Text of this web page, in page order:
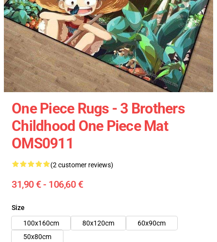
One Piece Rugs - 3 Brothers
Childhood One Piece Mat
OMS0911
(2 customer reviews)
31,90 € - 106,60 €
Size
100x160cm
80x120cm
60x90cm
50x80cm